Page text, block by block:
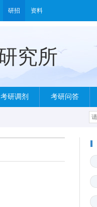
研招 资料
考研调剂 考研问答